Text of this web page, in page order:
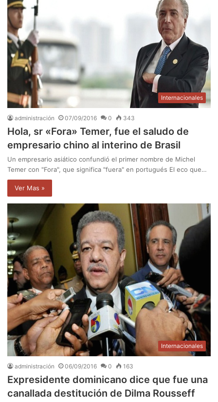
Internacionales
administración 07/09/2016 0 343
Hola, sr «Fora» Temer, fue el saludo de
empresario chino al interino de Brasil
Un empresario asiático confundió el primer nombre de Michel
Temer con "Fora", que significa "fuera" en portugués El eco que…
Ver Mas »
Internacionales
administración 06/09/2016 0 163
Expresidente dominicano dice que fue una
canallada destitución de Dilma Rousseff